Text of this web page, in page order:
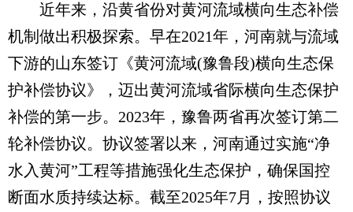
近年来，沿黄省份对黄河流域横向生态补偿
机制做出积极探索。早在2021年，河南就与流域
下游的山东签订《黄河流域(豫鲁段)横向生态保
护补偿协议》，迈出黄河流域省际横向生态保护
补偿的第一步。2023年，豫鲁两省再次签订第二
轮补偿协议。协议签署以来，河南通过实施“净
水入黄河”工程等措施强化生态保护，确保国控
断面水质持续达标。截至2025年7月，按照协议